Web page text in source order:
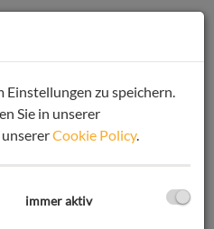
zu speichern.
Sie in unserer
Cookie Policy.
immer aktiv